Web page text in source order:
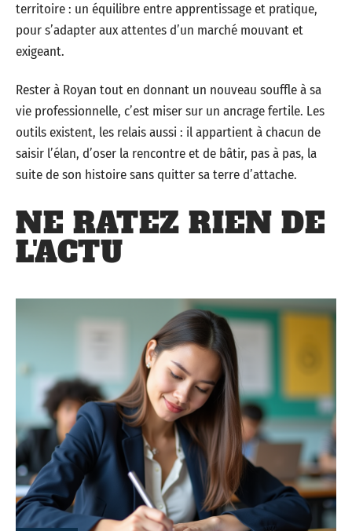
territoire : un équilibre entre apprentissage et pratique,
pour s’adapter aux attentes d’un marché mouvant et
exigeant.
Rester à Royan tout en donnant un nouveau souffle à sa
vie professionnelle, c’est miser sur un ancrage fertile. Les
outils existent, les relais aussi : il appartient à chacun de
saisir l’élan, d’oser la rencontre et de bâtir, pas à pas, la
suite de son histoire sans quitter sa terre d’attache.
NE RATEZ RIEN DE
L'ACTU